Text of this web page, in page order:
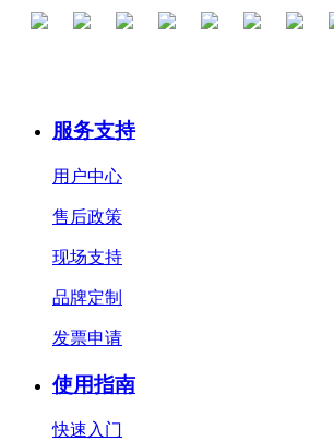
服务支持
用户中心
售后政策
现场支持
品牌定制
发票申请
使用指南
快速入门